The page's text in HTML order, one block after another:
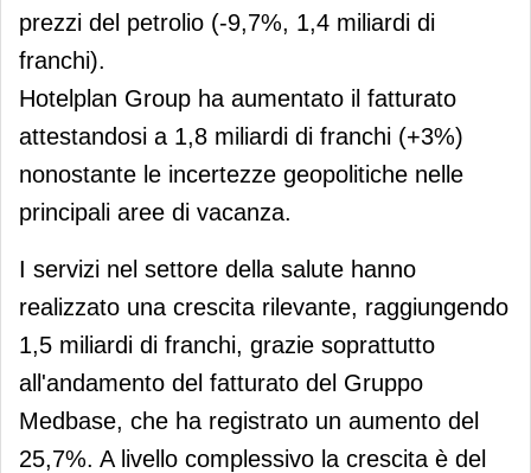
prezzi del petrolio (-9,7%, 1,4 miliardi di
franchi).
Hotelplan Group ha aumentato il fatturato
attestandosi a 1,8 miliardi di franchi (+3%)
nonostante le incertezze geopolitiche nelle
principali aree di vacanza.
I servizi nel settore della salute hanno
realizzato una crescita rilevante, raggiungendo
1,5 miliardi di franchi, grazie soprattutto
all'andamento del fatturato del Gruppo
Medbase, che ha registrato un aumento del
25,7%. A livello complessivo la crescita è del